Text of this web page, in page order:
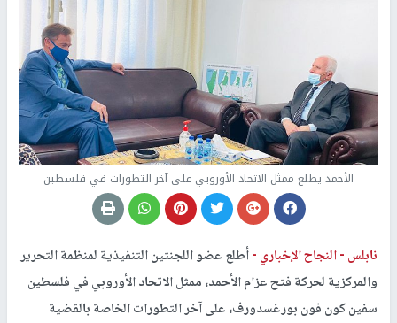
الأحمد يطلع ممثل الاتحاد الأوروبي على آخر التطورات في فلسطين
نابلس -النجاح الإخباري -أطلع عضو اللجنتين التنفيذية لمنظمة التحرير
والمركزية لحركة فتح عزام الأحمد، ممثل الاتحاد الأوروبي في فلسطين
سفين كون فون بورغسدورف، على آخر التطورات الخاصة بالقضية